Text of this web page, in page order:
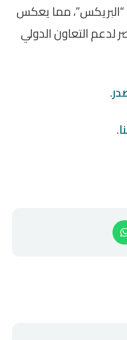
“البريكس”، مما يعكس
لدعم التعاون الدولي
.
.